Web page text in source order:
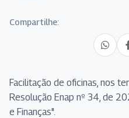
Compartilhe:
Facilitação de oficinas, nos
Resolução Enap nº 34, de
e Finanças".